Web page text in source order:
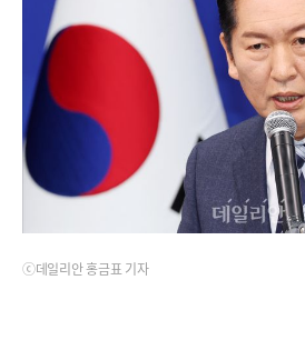
ⓒ데일리안 홍금표 기자